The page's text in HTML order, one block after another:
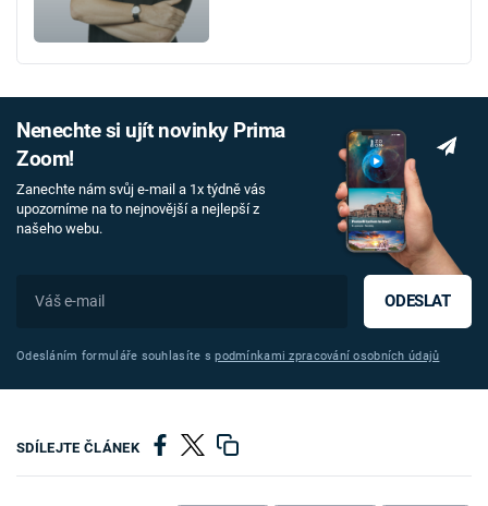
Nenechte si ujít novinky Prima
Zoom!
Zanechte nám svůj e-mail a 1x týdně vás
upozorníme na to nejnovější a nejlepší z
našeho webu.
ODESLAT
Odesláním formuláře souhlasíte spodmínkami zpracování osobních údajů
SDÍLEJTE ČLÁNEK